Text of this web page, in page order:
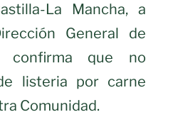
La Mancha, a
General de
confirma que no
listeria por carne
Comunidad.